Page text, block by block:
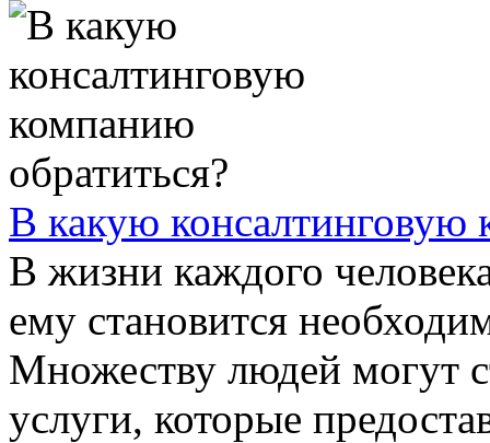
В какую консалтинговую
В жизни каждого
ему становится
Множеству людей могут
услуги, которые